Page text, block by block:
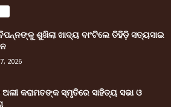
ଶୁଖିଲା ଖାଦ୍ୟ ବାଂଟିଲେ ତିହିଡି଼ ସତ୍ୟସାଇ
2026
ଅଲୀ କରାମତଙ୍କ ସ୍ମୃତିରେ ସାହିତ୍ୟ ସଭା ଓ